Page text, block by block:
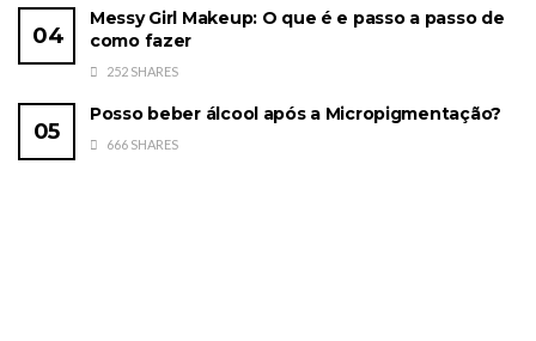
Messy Girl Makeup: O que é e passo a passo de
como fazer
252 SHARES
Posso beber álcool após a Micropigmentação?
666 SHARES